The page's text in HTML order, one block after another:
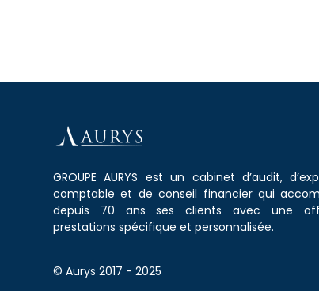
GROUPE AURYS est un cabinet d’audit,
comptable et de conseil financier qui
depuis 70 ans ses clients avec une
prestations spécifique et personnalisée.
© Aurys 2017 - 2025